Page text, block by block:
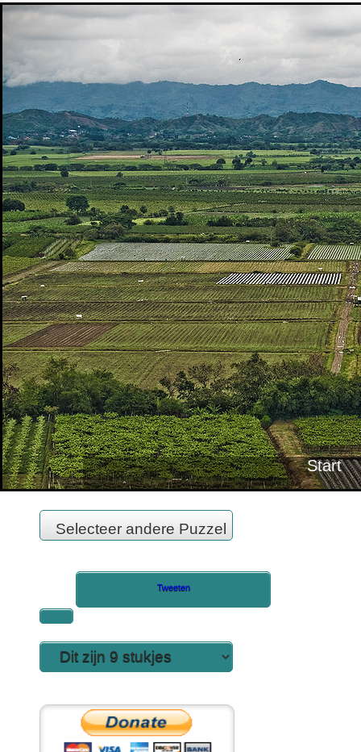
Tweeten